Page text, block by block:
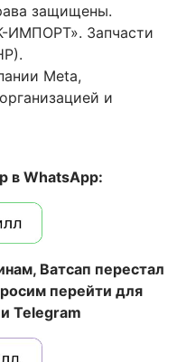
защищены.
ИМПОРТ». Запчасти
Meta,
и
в WhatsApp:
Ватсап перестал
перейти для
Telegram